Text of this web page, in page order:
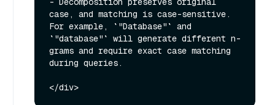
case, and matching is case-sensitive.
For example, `"Database"` and
`"database"` will generate different n-
grams and require exact case matching
during queries.